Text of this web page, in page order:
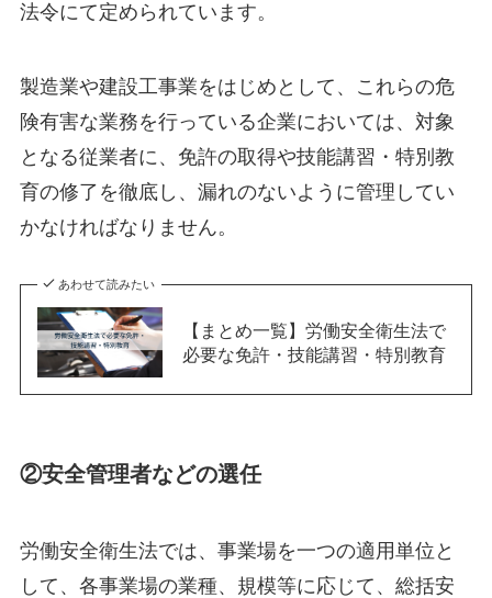
法令にて定められています。
製造業や建設工事業をはじめとして、これらの危
険有害な業務を行っている企業においては、対象
となる従業者に、免許の取得や技能講習・特別教
育の修了を徹底し、漏れのないように管理してい
かなければなりません。
あわせて読みたい
【まとめ一覧】労働安全衛生法で
必要な免許・技能講習・特別教育
②安全管理者などの選任
労働安全衛生法では、事業場を一つの適用単位と
して、各事業場の業種、規模等に応じて、総括安